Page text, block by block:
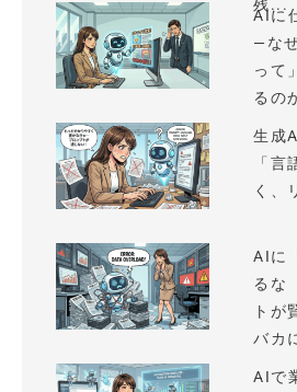
残...
AIに
—な
って
るの
生成
「
く、
AIに
るな
トが
バカ
AIで